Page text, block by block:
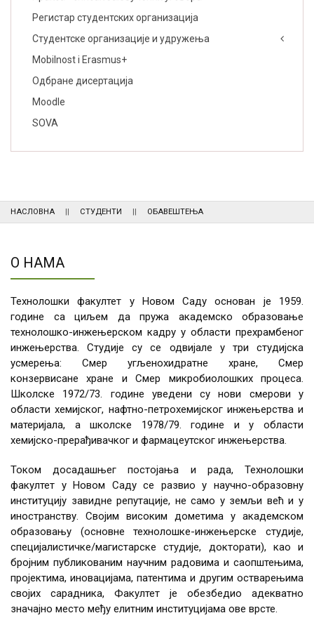
Регистар студентских организација
Студентске организације и удружења
Mobilnost i Erasmus+
Одбране дисертација
Moodle
SOVA
НАСЛОВНА СТУДЕНТИ ОБАВЕШТЕЊА
О НАМА
Технолошки факултет у Новом Саду основан је 1959.
године са циљем да пружа академско образовање
технолошко-инжењерском кадру у области прехрамбеног
инжењерства. Студије су се одвијале у три студијска
усмерења: Смер угљенохидратне хране, Смер
конзервисане хране и Смер микробиолошких процеса.
Школске 1972/73. године уведени су нови смерови у
области хемијског, нафтно-петрохемијског инжењерства и
материјала, а школске 1978/79. године и у области
хемијско-прерађивачког и фармацеутског инжењерства.
Током досадашњег постојања и рада, Технолошки
факултет у Новом Саду се развио у научно-образовну
институцију завидне репутације, не само у земљи већ и у
иностранству. Својим високим дометима у академском
образовању (основне технолошке-инжењерске студије,
специјалистичке/магистарске студије, докторати), као и
бројним публикованим научним радовима и саопштењима,
пројектима, иновацијама, патентима и другим остварењима
својих сарадника, Факултет је обезбедио адекватно
значајно место међу елитним институцијама ове врсте.